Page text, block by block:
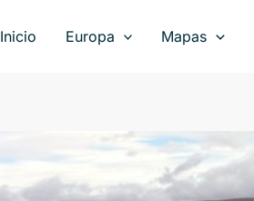
Inicio Europa Mapas